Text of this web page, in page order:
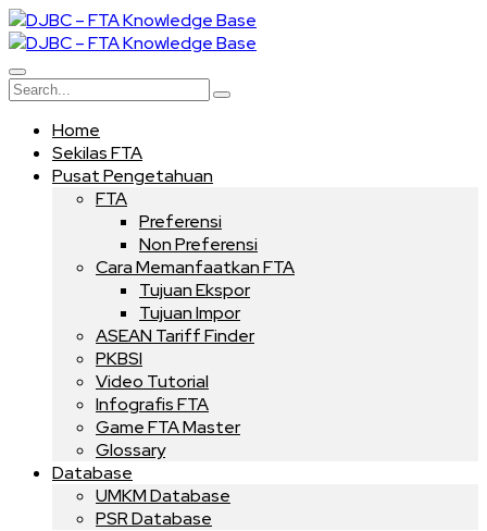
Home
Sekilas FTA
Pusat Pengetahuan
FTA
Preferensi
Non Preferensi
Cara Memanfaatkan FTA
Tujuan Ekspor
Tujuan Impor
ASEAN Tariff Finder
PKBSI
Video Tutorial
Infografis FTA
Game FTA Master
Glossary
Database
UMKM Database
PSR Database